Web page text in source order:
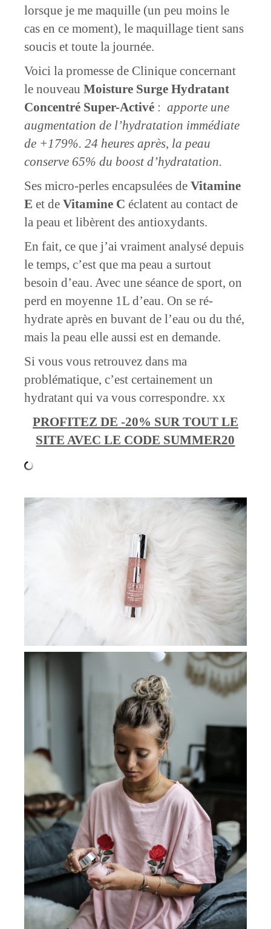
lorsque je me maquille (un peu moins le
cas en ce moment), le maquillage tient sans
soucis et toute la journée.
Voici la promesse de Clinique concernant
le nouveau Moisture Surge Hydratant
Concentré Super-Activé : apporte une
augmentation de l’hydratation immédiate
de +179%. 24 heures après, la peau
conserve 65% du boost d’hydratation.
Ses micro-perles encapsulées deVitamine
E et deVitamine C éclatent au contact de
la peau et libèrent des antioxydants.
En fait, ce que j’ai vraiment analysé depuis
le temps, c’est que ma peau a surtout
besoin d’eau. Avec une séance de sport, on
perd en moyenne 1L d’eau. On se ré-
hydrate après en buvant de l’eau ou du thé,
mais la peau elle aussi est en demande.
Si vous vous retrouvez dans ma
problématique, c’est certainement un
hydratant qui va vous correspondre. xx
PROFITEZ DE -20% SUR TOUT LE
SITE AVEC LE CODE SUMMER20